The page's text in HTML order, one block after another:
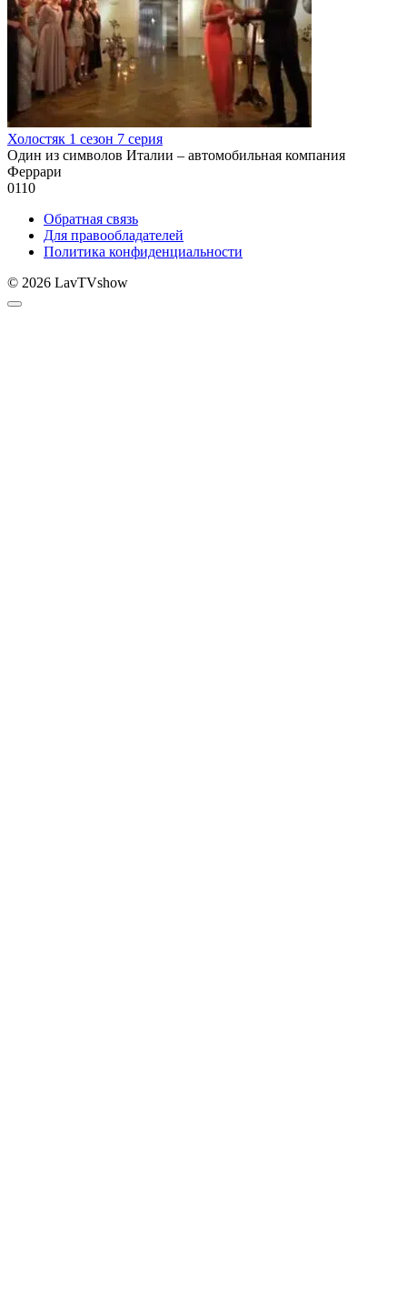
Холостяк 1 сезон 7 серия
Один из символов Италии – автомобильная компания
Феррари
0110
Обратная связь
Для правообладателей
Политика конфиденциальности
© 2026 LavTVshow